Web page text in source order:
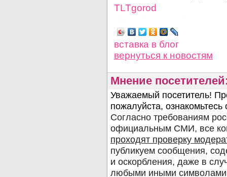
TLTgorod
вставка в блог
вернуться к новостям
Мнение